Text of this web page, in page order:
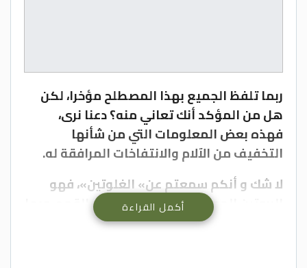
ربما تلفظ الجميع بهذا المصطلح مؤخرا، لكن
هل من المؤكد أنك تعاني منه؟ دعنا نرى،
فهذه بعض المعلومات التي من شأنها
التخفيف من الآلام والانتفاخات المرافقة له.
لا شك و أنكم سمعتم عن» الغلوتين»، فهو
البروتين الموجود بالحبوب وبالأخص القمح، وبما
أن الحبوب بشكل عام عسيرة الهضم، كما أنها لا
أكمل القراءة